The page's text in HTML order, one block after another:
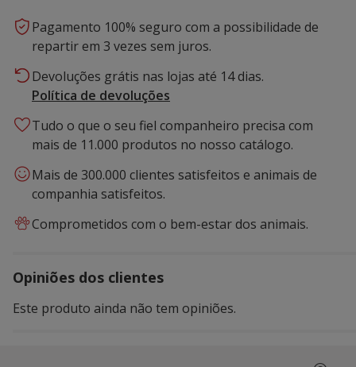
Pagamento 100% seguro com a possibilidade de
repartir em 3 vezes sem juros.
Devoluções grátis nas lojas até 14 dias.
Política de devoluções
Tudo o que o seu fiel companheiro precisa com
mais de 11.000 produtos no nosso catálogo.
Mais de 300.000 clientes satisfeitos e animais de
companhia satisfeitos.
Comprometidos com o bem-estar dos animais.
Opiniões dos clientes
Este produto ainda não tem opiniões.